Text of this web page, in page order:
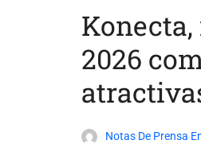
2026
Notas De Prensa